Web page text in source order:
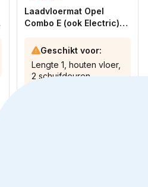
Laadvloermat Opel
Combo E (ook Electric)
Geschikt voor:
Lengte 1, houten vloer,
2 schuifdeuren.